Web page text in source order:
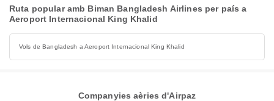
Ruta popular amb Biman Bangladesh Airlines per país a
Aeroport Internacional King Khalid
Vols de Bangladesh a Aeroport Internacional King Khalid
Companyies aèries d'Airpaz